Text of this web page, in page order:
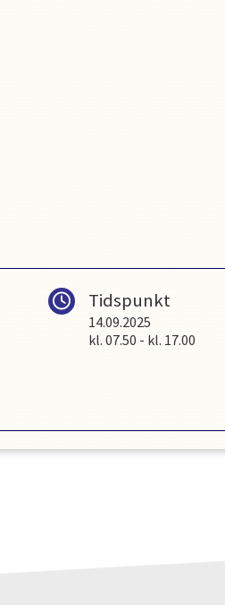
Tidspunkt
14.09.2025
kl. 07.50 - kl. 17.00